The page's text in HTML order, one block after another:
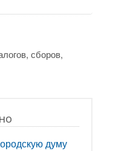
сборов,
думу